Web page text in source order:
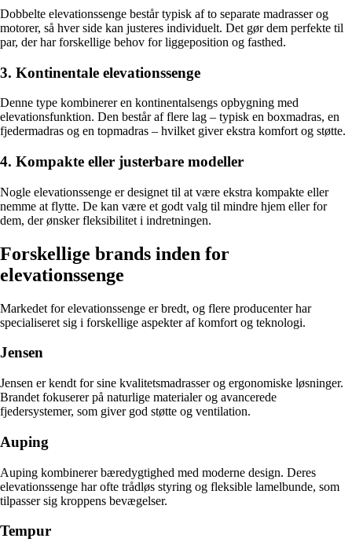
Dobbelte elevationssenge består typisk af to separate madrasser og
motorer, så hver side kan justeres individuelt. Det gør dem perfekte til
par, der har forskellige behov for liggeposition og fasthed.
3. Kontinentale elevationssenge
Denne type kombinerer en kontinentalsengs opbygning med
elevationsfunktion. Den består af flere lag – typisk en boxmadras, en
fjedermadras og en topmadras – hvilket giver ekstra komfort og støtte.
4. Kompakte eller justerbare modeller
Nogle elevationssenge er designet til at være ekstra kompakte eller
nemme at flytte. De kan være et godt valg til mindre hjem eller for
dem, der ønsker fleksibilitet i indretningen.
Forskellige brands inden for
elevationssenge
Markedet for elevationssenge er bredt, og flere producenter har
specialiseret sig i forskellige aspekter af komfort og teknologi.
Jensen
Jensen er kendt for sine kvalitetsmadrasser og ergonomiske løsninger.
Brandet fokuserer på naturlige materialer og avancerede
fjedersystemer, som giver god støtte og ventilation.
Auping
Auping kombinerer bæredygtighed med moderne design. Deres
elevationssenge har ofte trådløs styring og fleksible lamelbunde, som
tilpasser sig kroppens bevægelser.
Tempur